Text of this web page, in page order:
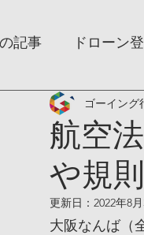
記事 ドローン
事務所情報 情報
航空
や規則
ゴーイング
更新日： 2022年8
大阪なんば（